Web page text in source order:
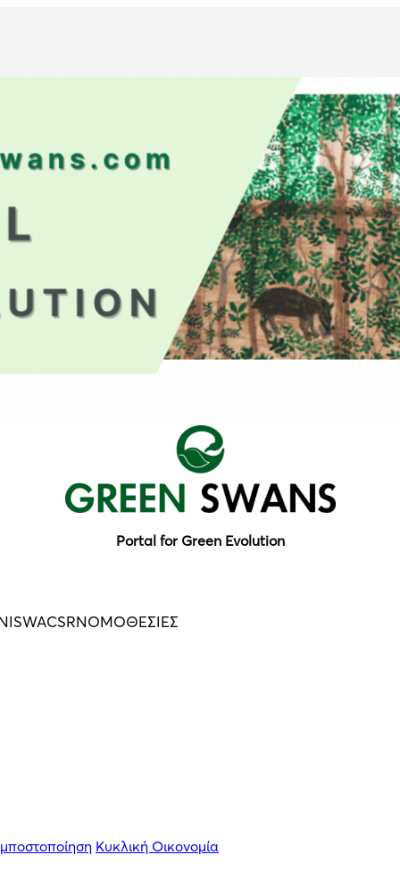
Portal for Green Evolution
ISWACSRΝΟΜΟΘΕΣΙΕΣ
Κυκλική Οικονομία